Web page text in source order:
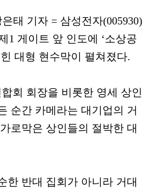
태 기자 = 삼성전자(005930)
1 게이트 앞 인도에 ‘소상공
대형 현수막이 펼쳐졌다.
회 회장을 비롯한 영세 상인
순간 카메라는 대기업의 거
로막은 상인들의 절박한 대
한 반대 집회가 아니라 거대